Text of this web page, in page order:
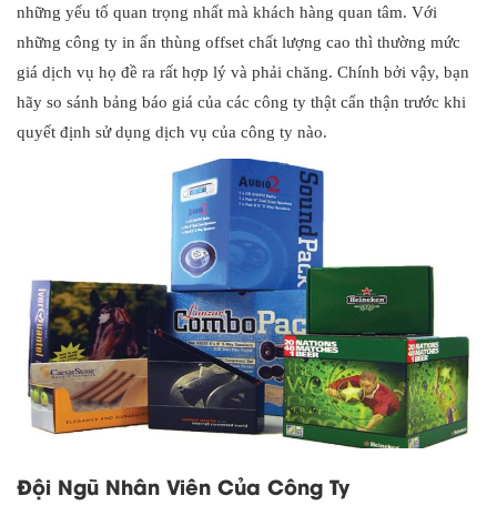
những yếu tố quan trọng nhất mà khách hàng quan tâm. Với
những công ty in ấn thùng offset chất lượng cao thì thường mức
giá dịch vụ họ đề ra rất hợp lý và phải chăng. Chính bởi vậy, bạn
hãy so sánh bảng báo giá của các công ty thật cẩn thận trước khi
quyết định sử dụng dịch vụ của công ty nào.
Đội Ngũ Nhân Viên Của Công Ty